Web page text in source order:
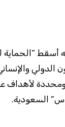
أسقط
لأهداف
السعودية.